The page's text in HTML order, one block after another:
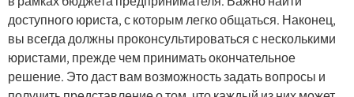
доступного юриста, с которым легко общаться. Наконец,
вы всегда должны проконсультироваться с несколькими
юристами, прежде чем принимать окончательное
решение. Это даст вам возможность задать вопросы и